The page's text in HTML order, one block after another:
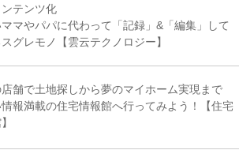
ンテンツ化
マやパパに代わって「記録」&「編集」して
グレモノ【雲云テクノロジー】
店舗で土地探しから夢のマイホーム実現まで
報満載の住宅情報館へ行ってみよう！【住宅